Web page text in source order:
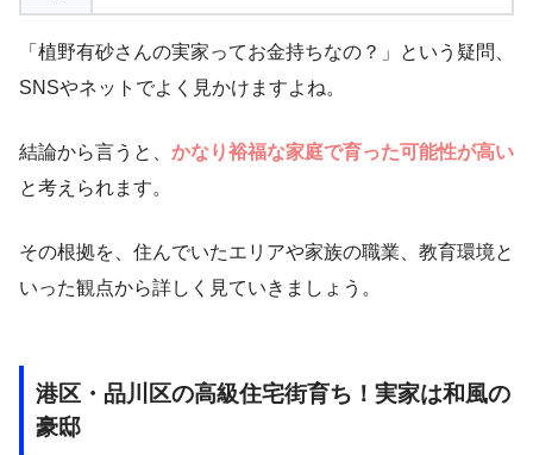
「植野有砂さんの実家ってお金持ちなの？」という疑問、
SNSやネットでよく見かけますよね。
結論から言うと、 かなり裕福な家庭で育った可能性が高い
と考えられます。
その根拠を、住んでいたエリアや家族の職業、教育環境と
いった観点から詳しく見ていきましょう。
港区・品川区の高級住宅街育ち！実家は和風の
豪邸